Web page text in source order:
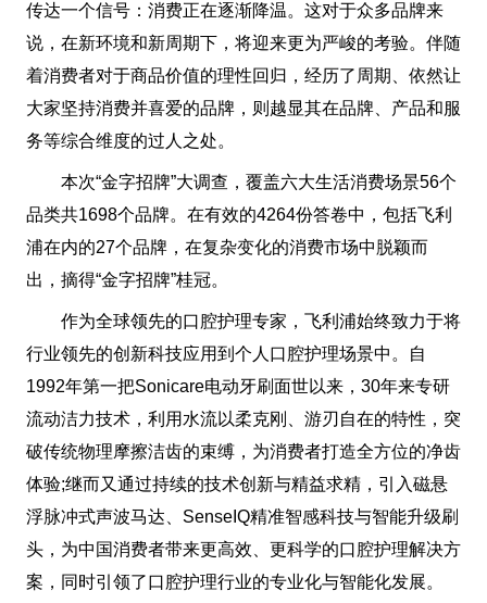
传达一个信号：消费正在逐渐降温。这对于众多品牌来
说，在新环境和新周期下，将迎来更为严峻的考验。伴随
着消费者对于商品价值的理性回归，经历了周期、依然让
大家坚持消费并喜爱的品牌，则越显其在品牌、产品和服
务等综合维度的过人之处。
本次“金字招牌”大调查，覆盖六大生活消费场景56个
品类共1698个品牌。在有效的4264份答卷中，包括飞利
浦在内的27个品牌，在复杂变化的消费市场中脱颖而
出，摘得“金字招牌”桂冠。
作为全球领先的口腔护理专家，飞利浦始终致力于将
行业领先的创新科技应用到个人口腔护理场景中。自
1992年第一把Sonicare电动牙刷面世以来，30年来专研
流动洁力技术，利用水流以柔克刚、游刃自在的特性，突
破传统物理摩擦洁齿的束缚，为消费者打造全方位的净齿
体验;继而又通过持续的技术创新与精益求精，引入磁悬
浮脉冲式声波马达、SenseIQ精准智感科技与智能升级刷
头，为中国消费者带来更高效、更科学的口腔护理解决方
案，同时引领了口腔护理行业的专业化与智能化发展。